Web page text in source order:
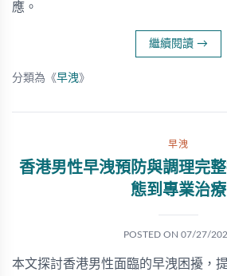
應。
繼續閱讀 →
分類為《早洩》
早洩
香港男性早洩預防與調理完
態到專業治療
POSTED ON 07/27/
本文探討香港男性面臨的早洩困擾，